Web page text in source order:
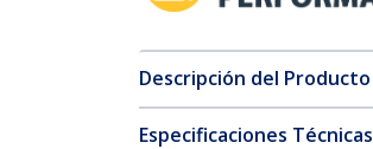
Descripción del Producto
Especificaciones Técnicas